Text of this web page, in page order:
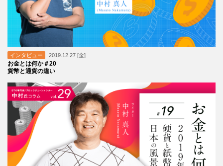
インタビュー 2019.12.27 [金]
お金とは何か＃20
貨幣と通貨の違い